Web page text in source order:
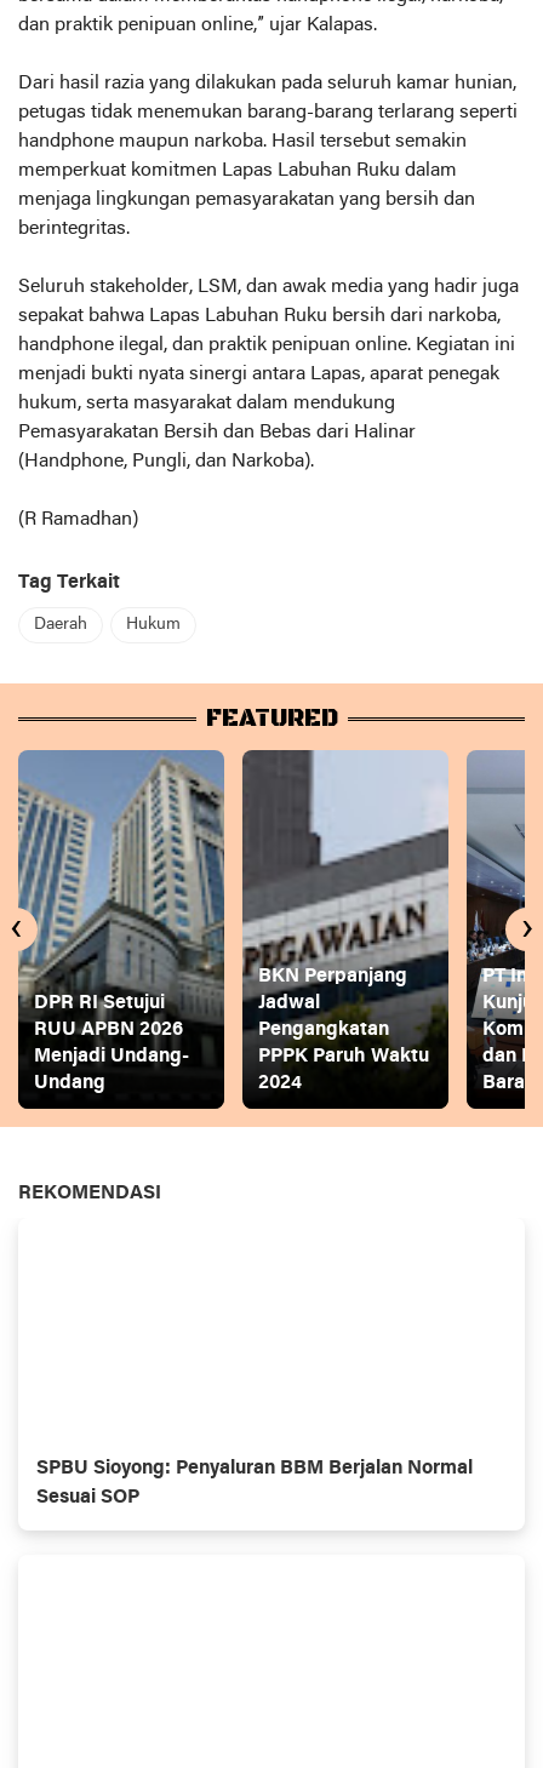
dan praktik penipuan online,” ujar Kalapas.
Dari hasil razia yang dilakukan pada seluruh kamar hunian,
petugas tidak menemukan barang-barang terlarang seperti
handphone maupun narkoba. Hasil tersebut semakin
memperkuat komitmen Lapas Labuhan Ruku dalam
menjaga lingkungan pemasyarakatan yang bersih dan
berintegritas.
Seluruh stakeholder, LSM, dan awak media yang hadir juga
sepakat bahwa Lapas Labuhan Ruku bersih dari narkoba,
handphone ilegal, dan praktik penipuan online. Kegiatan ini
menjadi bukti nyata sinergi antara Lapas, aparat penegak
hukum, serta masyarakat dalam mendukung
Pemasyarakatan Bersih dan Bebas dari Halinar
(Handphone, Pungli, dan Narkoba).
(R Ramadhan)
Tag Terkait
Daerah Hukum
FEATURED
DPR RI Setujui
RUU APBN 2026
Menjadi Undang-
Undang
BKN Perpanjang
Jadwal
Pengangkatan
PPPK Paruh Waktu
2024
PT
dan
Bara
‹ ›
REKOMENDASI
SPBU Sioyong: Penyaluran BBM Berjalan Normal
Sesuai SOP